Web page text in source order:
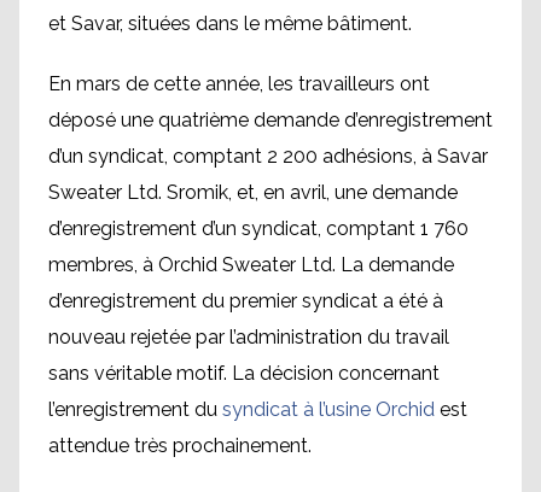
et Savar, situées dans le même bâtiment.
En mars de cette année, les travailleurs ont
déposé une quatrième demande d’enregistrement
d’un syndicat, comptant 2 200 adhésions, à Savar
Sweater Ltd. Sromik, et, en avril, une demande
d’enregistrement d’un syndicat, comptant 1 760
membres, à Orchid Sweater Ltd. La demande
d’enregistrement du premier syndicat a été à
nouveau rejetée par l’administration du travail
sans véritable motif. La décision concernant
l’enregistrement du syndicat à l’usine Orchid est
attendue très prochainement.